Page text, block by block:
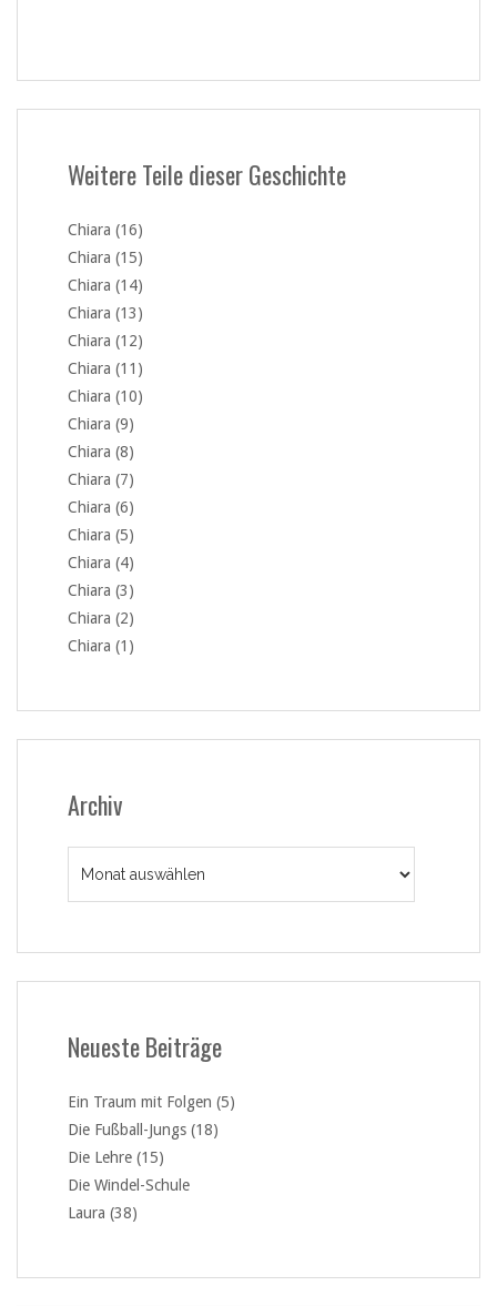
Weitere Teile dieser Geschichte
Chiara (16)
Chiara (15)
Chiara (14)
Chiara (13)
Chiara (12)
Chiara (11)
Chiara (10)
Chiara (9)
Chiara (8)
Chiara (7)
Chiara (6)
Chiara (5)
Chiara (4)
Chiara (3)
Chiara (2)
Chiara (1)
Archiv
Neueste Beiträge
Ein Traum mit Folgen (5)
Die Fußball-Jungs (18)
Die Lehre (15)
Die Windel-Schule
Laura (38)